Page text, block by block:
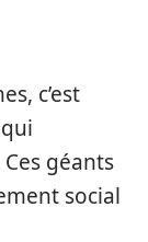
c’est
géants
social